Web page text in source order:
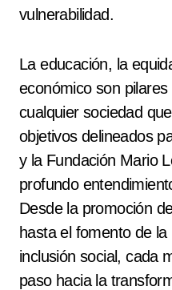
vulnerabilidad.
La educación, la
económico son
cualquier sociedad
objetivos delineados
y la Fundación Mario
profundo
Desde la promoción
hasta el fomento de
inclusión social, cada
paso hacia la